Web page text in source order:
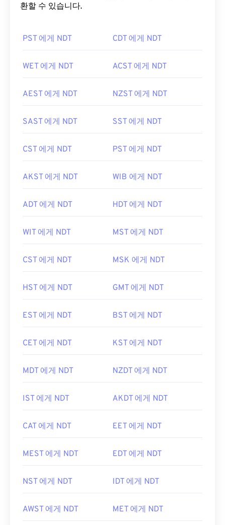
환할 수 있습니다.
PST 에게 NDT CDT 에게 NDT
WET 에게 NDT ACST 에게 NDT
AEST 에게 NDT NZST 에게 NDT
SAST 에게 NDT SST 에게 NDT
CST 에게 NDT PST 에게 NDT
AKST 에게 NDT WIB 에게 NDT
ADT 에게 NDT HDT 에게 NDT
WIT 에게 NDT MST 에게 NDT
CST 에게 NDT MSK 에게 NDT
HST 에게 NDT GMT 에게 NDT
EST 에게 NDT BST 에게 NDT
CET 에게 NDT KST 에게 NDT
MDT 에게 NDT NZDT 에게 NDT
IST 에게 NDT AKDT 에게 NDT
CAT 에게 NDT EET 에게 NDT
MEST 에게 NDT EDT 에게 NDT
NST 에게 NDT IDT 에게 NDT
AWST 에게 NDT MET 에게 NDT